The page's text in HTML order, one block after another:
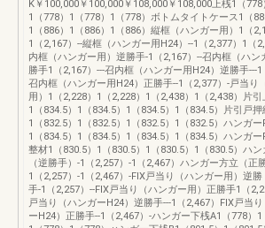
K￥100,000￥100,000￥108,000￥108,000上桟1（778
1（778）1（778）1（778）ボトムタイトケース1（
1（886）1（886）1（886）縦框（ハンガー用）1（
1（2,167）--縦框（ハンガー用H24）--1（2,377）1（
内框（ハンガー用）逆勝手-1（2,167）--召内框（ハン
勝手1（2,167）---召内框（ハンガー用H24）逆勝手---1
召内框（ハンガー用H24）正勝手--1（2,377）-戸当り
用）1（2,228）1（2,228）1（2,438）1（2,438）片引
1（834.5）1（834.5）1（834.5）1（834.5）片引戸押
1（832.5）1（832.5）1（832.5）1（832.5）ハンガー
1（834.5）1（834.5）1（834.5）1（834.5）ハンガー
整材1（830.5）1（830.5）1（830.5）1（830.5）ハン
（逆勝手）-1（2,257）-1（2,467）ハンガー方立（正勝
1（2,257）-1（2,467）-FIX戸当り（ハンガー用）逆勝
手-1（2,257）--FIX戸当り（ハンガー用）正勝手1（
戸当り（ハンガーH24）逆勝手---1（2,467）FIX戸当
ーH24）正勝手--1（2,467）-ハンガー下桟A1（778）1